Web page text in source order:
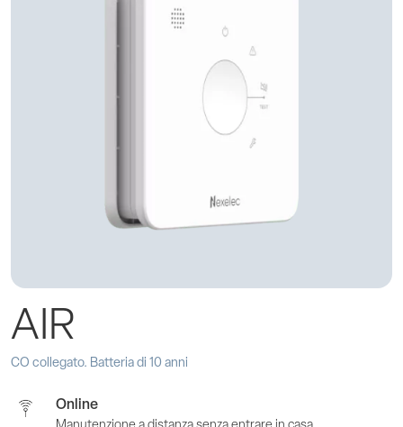
AIR
CO collegato. Batteria di 10 anni
Online